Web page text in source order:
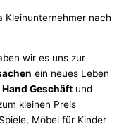
Kleinunternehmer nach
wir es uns zur
ein neues Leben
Geschäft und
kleinen Preis
Möbel für Kinder